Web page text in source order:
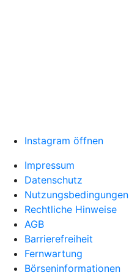
Instagram öffnen
Impressum
Datenschutz
Nutzungsbedingungen
Rechtliche Hinweise
AGB
Barrierefreiheit
Fernwartung
Börseninformationen